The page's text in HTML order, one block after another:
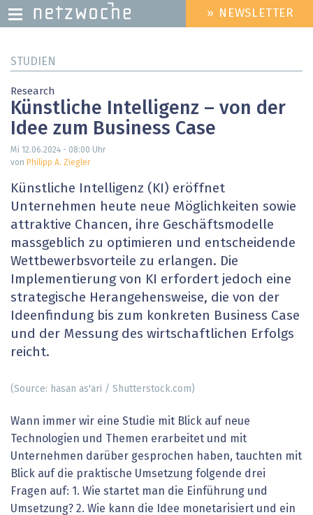
zum
HEADER
MENU
» NEWSLETTER
STUDIEN
Research
Künstliche Intelligenz – von der
Idee zum Business Case
Mi 12.06.2024 - 08:00 Uhr
von Philipp A. Ziegler
Künstliche Intelligenz (KI) eröffnet
Unternehmen heute neue Möglichkeiten sowie
attraktive Chancen, ihre Geschäfts­modelle
massgeblich zu optimieren und entscheidende
Wettbewerbsvorteile zu erlangen. Die
Implementierung von KI ­erfordert jedoch eine
strategische Herangehensweise, die von der
Ideenfindung bis zum konkreten Business Case
und der Messung des wirtschaftlichen Erfolgs
reicht.
(Source: hasan as'ari / Shutterstock.com)
Wann immer wir eine Studie mit Blick auf neue
Technologien und Themen erarbeitet und mit
Unternehmen darüber gesprochen haben, tauchten mit
Blick auf die praktische Umsetzung folgende drei
Fragen auf: 1. Wie startet man die Einführung und
Umsetzung? 2. Wie kann die Idee monetarisiert und ein